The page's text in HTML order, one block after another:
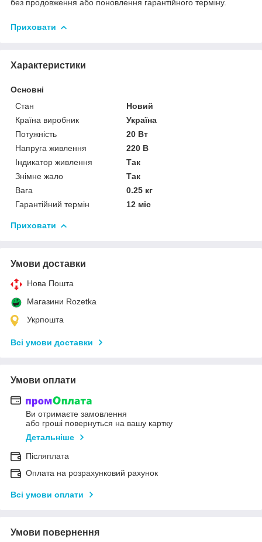
без продовження або поновлення гарантійного терміну.
Приховати
Характеристики
Основні
Стан
Новий
Країна виробник
Україна
Потужність
20 Вт
Напруга живлення
220 В
Індикатор живлення
Так
Знімне жало
Так
Вага
0.25 кг
Гарантійний термін
12 міс
Приховати
Умови доставки
Нова Пошта
Магазини Rozetka
Укрпошта
Всі умови доставки
Умови оплати
Ви отримаєте замовлення
або гроші повернуться на вашу картку
Детальніше
Післяплата
Оплата на розрахунковий рахунок
Всі умови оплати
Умови повернення